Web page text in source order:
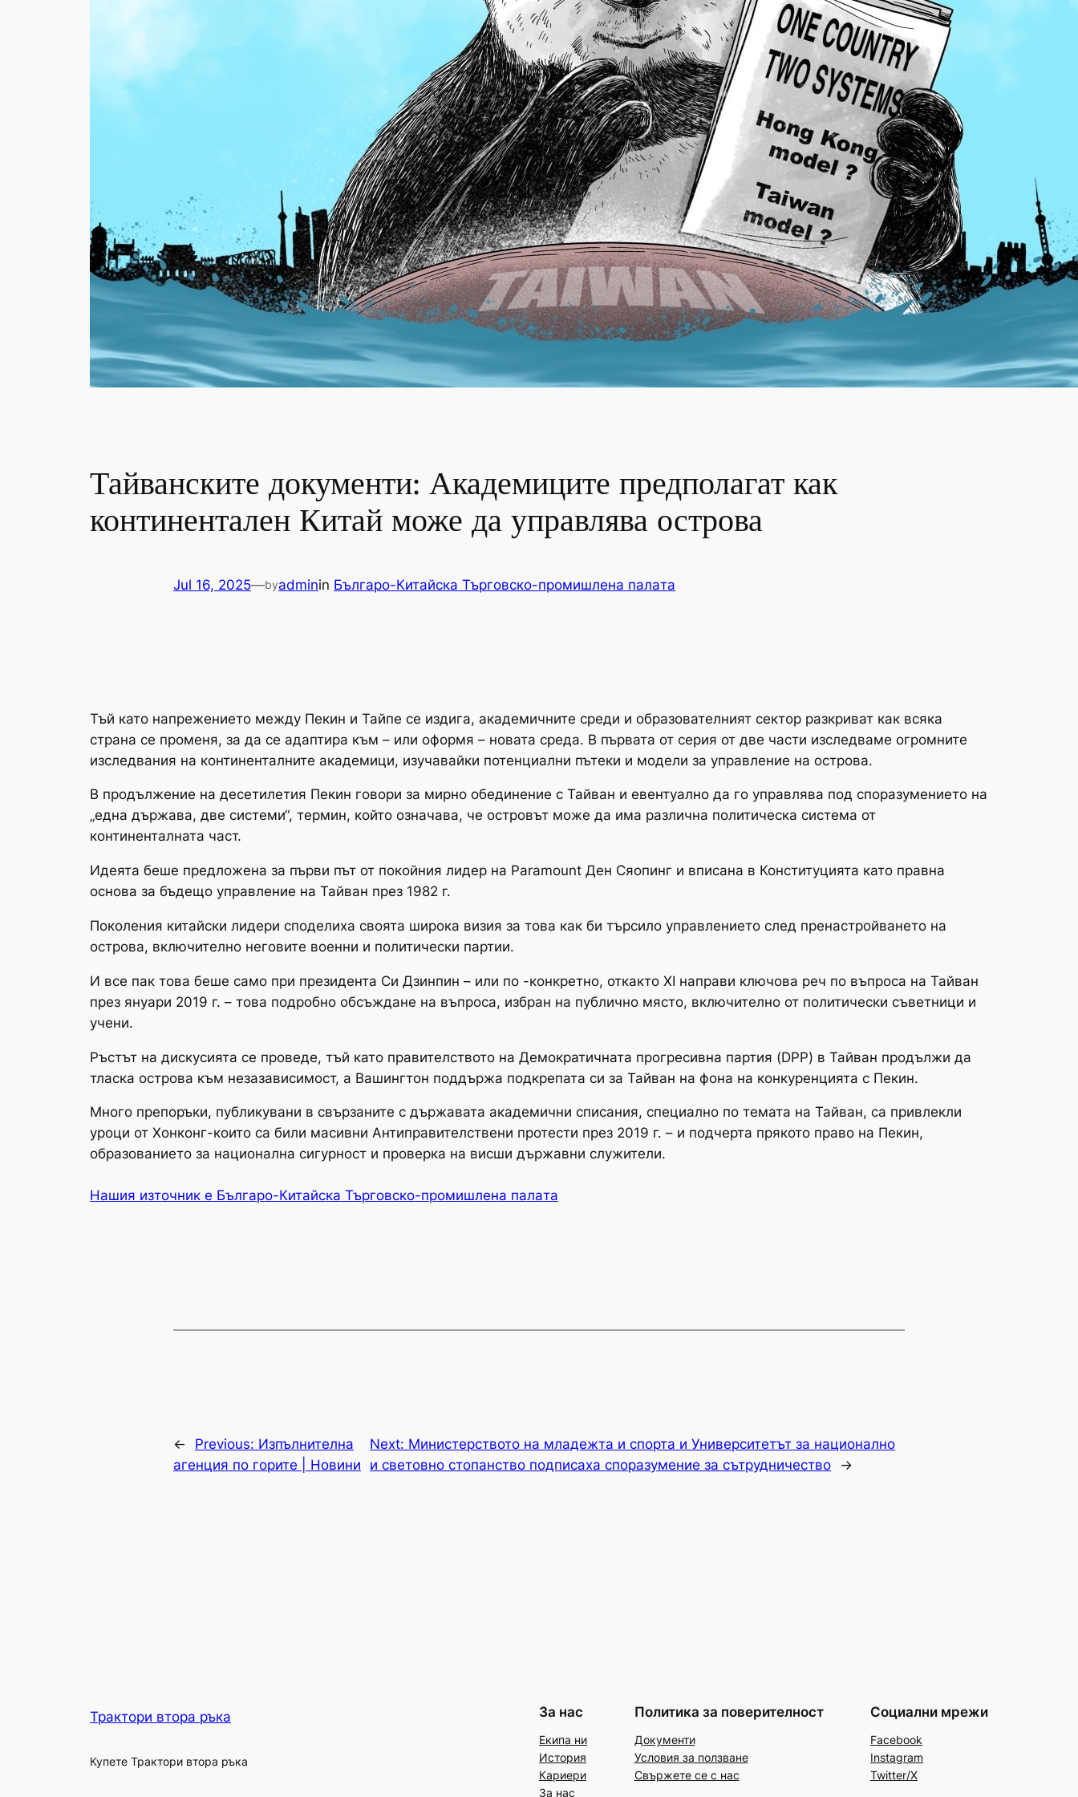
Тайванските документи: Академиците предполагат как
континентален Китай може да управлява острова
Jul 16, 2025—byadminin Българо-Китайска Търговско-промишлена палaта
Тъй като напрежението между Пекин и Тайпе се издига, академичните среди и образователният сектор разкриват как всяка
страна се променя, за да се адаптира към – или оформя – новата среда. В първата от серия от две части изследваме огромните
изследвания на континенталните академици, изучавайки потенциални пътеки и модели за управление на острова.
В продължение на десетилетия Пекин говори за мирно обединение с Тайван и евентуално да го управлява под споразумението на
„една държава, две системи“, термин, който означава, че островът може да има различна политическа система от
континенталната част.
Идеята беше предложена за първи път от покойния лидер на Paramount Ден Сяопинг и вписана в Конституцията като правна
основа за бъдещо управление на Тайван през 1982 г.
Поколения китайски лидери споделиха своята широка визия за това как би търсило управлението след пренастройването на
острова, включително неговите военни и политически партии.
И все пак това беше само при президента Си Дзинпин – или по -конкретно, откакто XI направи ключова реч по въпроса на Тайван
през януари 2019 г. – това подробно обсъждане на въпроса, избран на публично място, включително от политически съветници и
учени.
Ръстът на дискусията се проведе, тъй като правителството на Демократичната прогресивна партия (DPP) в Тайван продължи да
тласка острова към незазависимост, а Вашингтон поддържа подкрепата си за Тайван на фона на конкуренцията с Пекин.
Много препоръки, публикувани в свързаните с държавата академични списания, специално по темата на Тайван, са привлекли
уроци от Хонконг-които са били масивни Антиправителствени протести през 2019 г. – и подчерта прякото право на Пекин,
образованието за национална сигурност и проверка на висши държавни служители.
Нашия източник е Българо-Китайска Търговско-промишлена палaта
← Previous: Изпълнителна
агенция по горите | Новини
Next: Министерството на младежта и спорта и Университетът за национално
и световно стопанство подписаха споразумение за сътрудничество
→
Трактори втора ръка
Купете Трактори втора ръка
За нас
Екипа ни
История
Кариери
За нас
Политика за поверителност
Документи
Условия за ползване
Свържете се с нас
Социални мрежи
Facebook
Instagram
Twitter/X